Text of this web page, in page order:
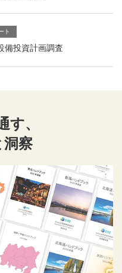
ト
投資計画調査
す、
洞察